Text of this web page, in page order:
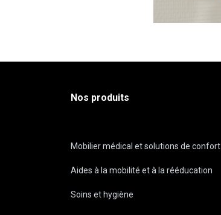
Nos produits
Mobilier médical et solutions de confort
Aides à la mobilité et à la rééducation
Soins et hygiène